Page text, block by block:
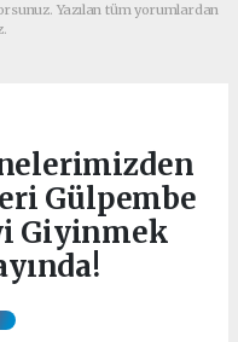
Yazılan tüm yorumlardan
Gülpembe
Giyinmek